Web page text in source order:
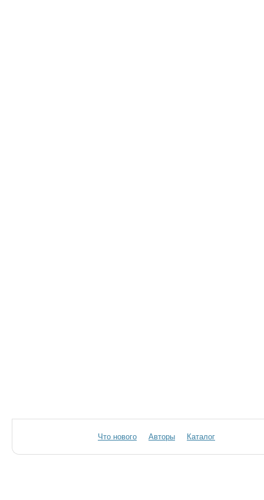
Что нового Авторы Каталог